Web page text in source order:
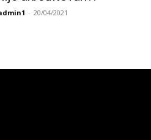
- 20/04/2021